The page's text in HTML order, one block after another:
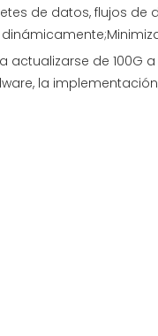
de datos, flujos
de 100G
la